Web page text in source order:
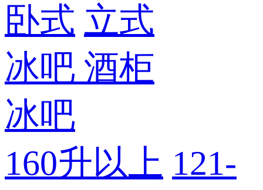
卧式 立式
冰吧 酒柜
冰吧
160升以上 121-